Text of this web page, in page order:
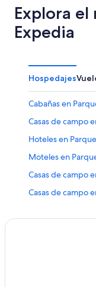
Explora el
Expedia
Hospedajes
Cabañas en
Casas de campo
Hoteles en
Moteles en
Casas de campo
Casas de campo